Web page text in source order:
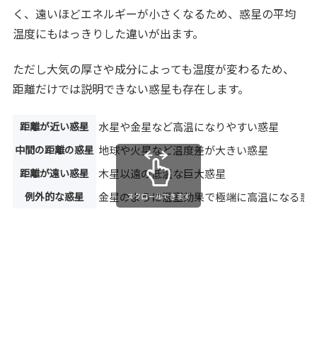
く、遠いほどエネルギーが小さくなるため、惑星の平均
温度にもはっきりした違いが出ます。
ただし大気の厚さや成分によっても温度が変わるため、
距離だけでは説明できない惑星も存在します。
距離が近い惑星 水星や金星など高温になりやすい惑星
中間の距離の惑星 地球や火星など温度差が大きい惑星
距離が遠い惑星 木星以遠の低温な巨大惑星
例外的な惑星 金星のように温室効果で極端に高温になる惑
スクロールできます